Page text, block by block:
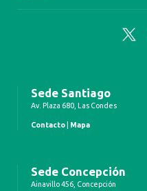
Twitter
Sede Santiago
Av. Plaza 680, Las Condes
Contacto Mapa
Sede Concepción
Ainavillo 456, Concepción